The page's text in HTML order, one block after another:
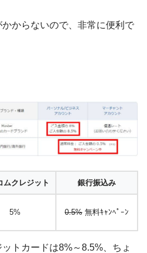
からないので、非常に便利で
ムクレジット 銀行振込み
5% 0.5% 無料ｷｬﾝﾍﾟｰﾝ
トカードは8%～8.5%、ちょ